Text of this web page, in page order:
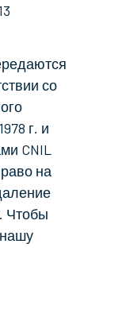
со
г. и
CNIL
на
Чтобы